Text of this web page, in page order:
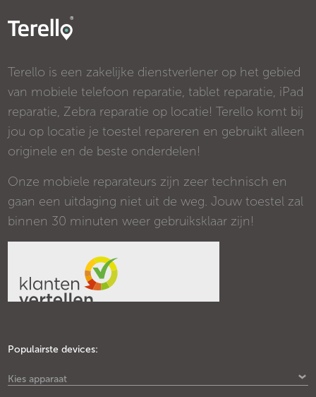
Terello is een zakelijke dienstverlener op het gebied
van mobiele telefoon reparatie, tablet reparatie, iPad
reparatie, Zebra reparatie op locatie! Terello komt bij
jou op locatie je toestel repareren en gebruikt alleen
originele en de beste onderdelen!
Onze mobiele reparateurs zijn zeer technisch en
gaan een uitdaging niet uit de weg. Jouw toestel zal
binnen 30 minuten weer gebruiksklaar zijn!
Populairste devices:
Kies apparaat